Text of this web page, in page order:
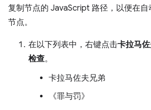
复制节点的 JavaScript 路径，以便在
节点。
在以下列表中，右键点击卡拉马
检查。
卡拉马佐夫兄弟
《罪与罚》